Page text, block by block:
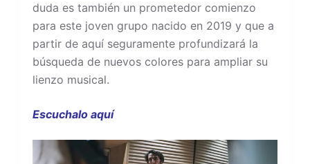
duda es también un prometedor comienzo
para este joven grupo nacido en 2019 y que a
partir de aquí seguramente profundizará la
búsqueda de nuevos colores para ampliar su
lienzo musical.
Escuchalo aquí